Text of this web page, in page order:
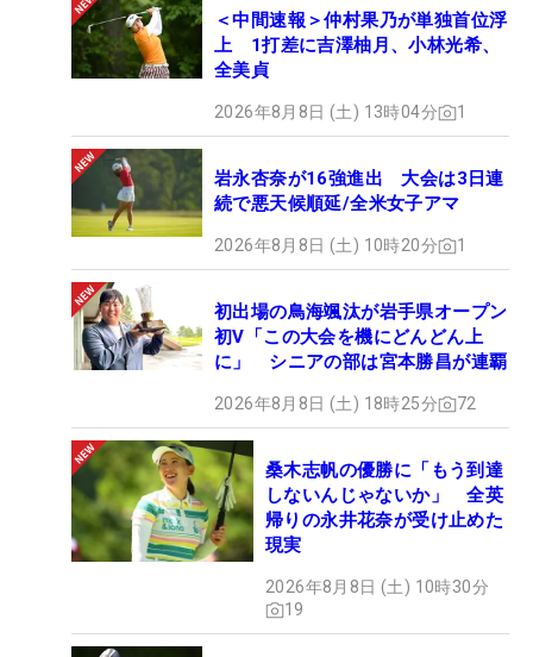
＜中間速報＞仲村果乃が単独首位浮
上 1打差に吉澤柚月、小林光希、
全美貞
2026年8月8日 (土) 13時04分 1
岩永杏奈が16強進出 大会は3日連
続で悪天候順延/全米女子アマ
2026年8月8日 (土) 10時20分 1
初出場の鳥海颯汰が岩手県オープン
初V「この大会を機にどんどん上
に」 シニアの部は宮本勝昌が連覇
2026年8月8日 (土) 18時25分 72
桑木志帆の優勝に「もう到達
しないんじゃないか」 全英
帰りの永井花奈が受け止めた
現実
2026年8月8日 (土) 10時30分
19